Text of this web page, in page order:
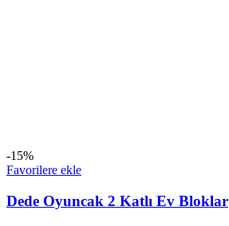
-15%
Favorilere ekle
Dede Oyuncak 2 Katlı Ev Bloklar